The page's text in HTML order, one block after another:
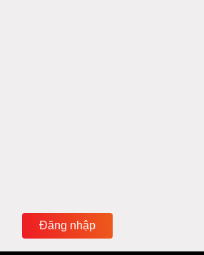
Đăng nhập